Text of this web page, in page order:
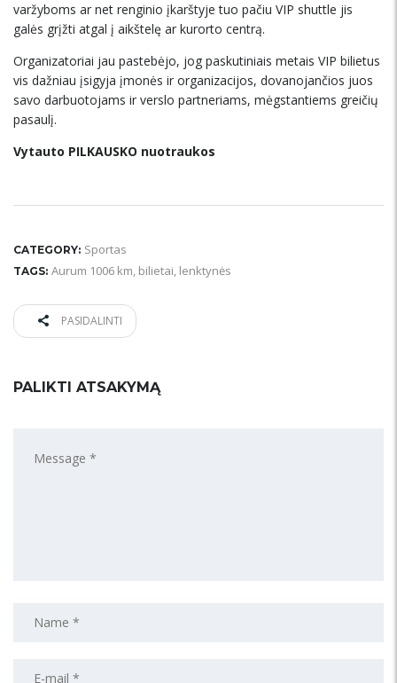
varžyboms ar net renginio įkarštyje tuo pačiu VIP shuttle jis
galės grįžti atgal į aikštelę ar kurorto centrą.
Organizatoriai jau pastebėjo, jog paskutiniais metais VIP bilietus
vis dažniau įsigyja įmonės ir organizacijos, dovanojančios juos
savo darbuotojams ir verslo partneriams, mėgstantiems greičių
pasaulį.
Vytauto PILKAUSKO nuotraukos
CATEGORY: Sportas
TAGS: Aurum 1006 km, bilietai, lenktynės
PASIDALINTI
PALIKTI ATSAKYMĄ